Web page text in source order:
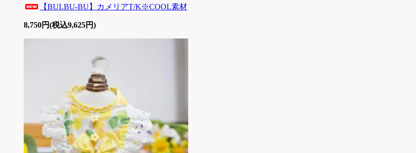
【BULBU-BU】カメリアT/K※COOL素材
8,750円(税込9,625円)